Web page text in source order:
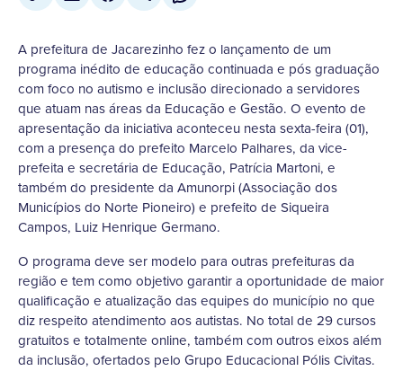
A prefeitura de Jacarezinho fez o lançamento de um
programa inédito de educação continuada e pós graduação
com foco no autismo e inclusão direcionado a servidores
que atuam nas áreas da Educação e Gestão. O evento de
apresentação da iniciativa aconteceu nesta sexta-feira (01),
com a presença do prefeito Marcelo Palhares, da vice-
prefeita e secretária de Educação, Patrícia Martoni, e
também do presidente da Amunorpi (Associação dos
Municípios do Norte Pioneiro) e prefeito de Siqueira
Campos, Luiz Henrique Germano.
O programa deve ser modelo para outras prefeituras da
região e tem como objetivo garantir a oportunidade de maior
qualificação e atualização das equipes do município no que
diz respeito atendimento aos autistas. No total de 29 cursos
gratuitos e totalmente online, também com outros eixos além
da inclusão, ofertados pelo Grupo Educacional Pólis Civitas.